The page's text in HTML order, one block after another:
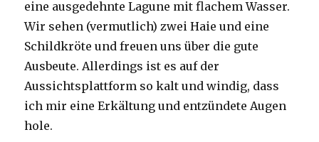
eine ausgedehnte Lagune mit flachem Wasser.
Wir sehen (vermutlich) zwei Haie und eine
Schildkröte und freuen uns über die gute
Ausbeute. Allerdings ist es auf der
Aussichtsplattform so kalt und windig, dass
ich mir eine Erkältung und entzündete Augen
hole.